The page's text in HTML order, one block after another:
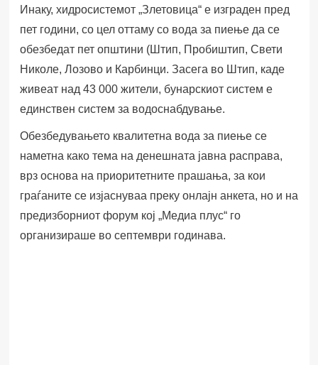
Инаку, хидросистемот „Злетовица“ е изграден пред
пет години, со цел оттаму со вода за пиење да се
обезбедат пет општини (Штип, Пробиштип, Свети
Николе, Лозово и Карбинци. Засега во Штип, каде
живеат над 43 000 жители, бунарскиот систем е
единствен систем за водоснабдување.
Обезбедувањето квалитетна вода за пиење се
наметна како тема на денешната јавна расправа,
врз основа на приоритетните прашања, за кои
граѓаните се изјаснуваа преку онлајн анкета, но и на
предизборниот форум кој „Медиа плус“ го
организираше во септември годинава.